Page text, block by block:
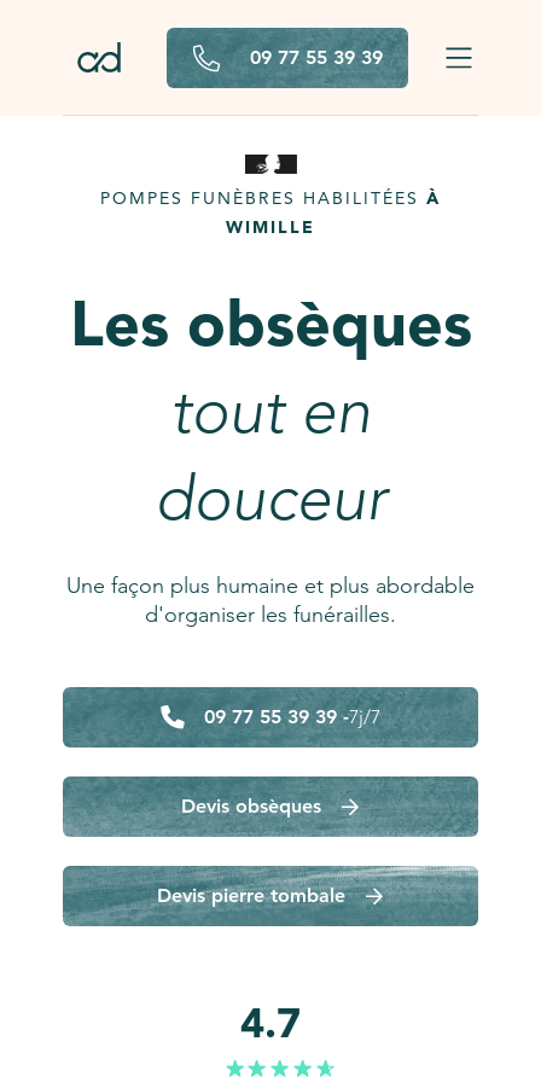
09 77 55 39 39
POMPES FUNÈBRES HABILITÉES À
WIMILLE
Les obsèques
tout en
douceur
Une façon plus humaine et plus abordable
d'organiser les funérailles.
09 77 55 39 39 -7j/7
Devis obsèques
Devis pierre tombale
4.7